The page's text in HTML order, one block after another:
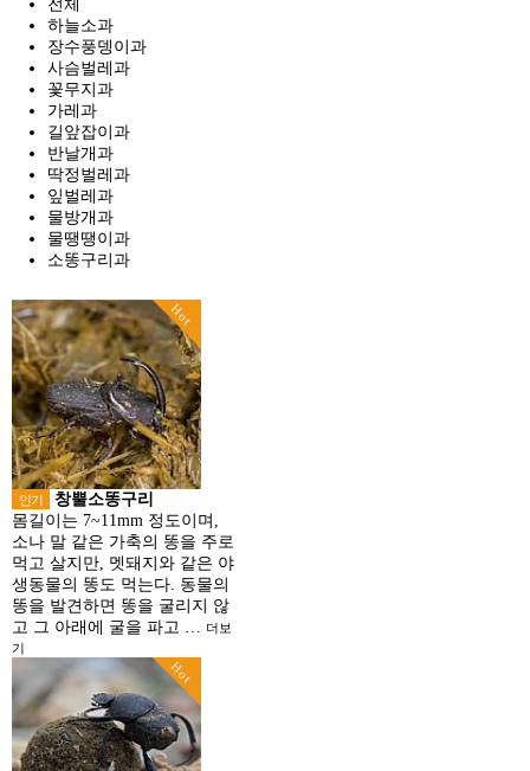
전체
하늘소과
장수풍뎅이과
사슴벌레과
꽃무지과
가레과
길앞잡이과
반날개과
딱정벌레과
잎벌레과
물방개과
물땡땡이과
소똥구리과
Hot
인기
창뿔소똥구리
몸길이는 7~11mm 정도이며,
소나 말 같은 가축의 똥을 주로
먹고 살지만, 멧돼지와 같은 야
생동물의 똥도 먹는다. 동물의
똥을 발견하면 똥을 굴리지 않
고 그 아래에 굴을 파고 … 더보
기
Hot